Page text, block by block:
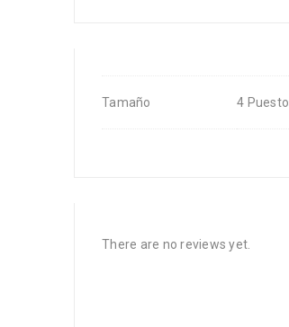
Tamaño 4
There are no reviews yet.